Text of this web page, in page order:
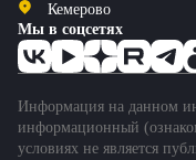
Кемерово
Мы в соцсетях
Информация на данном
информационный
условиях не является